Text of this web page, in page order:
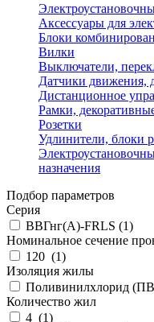
Аксессуары для
Блоки
Вилки
Выключатели,
Датчики движения,
Дистанционное
Рамки,
Розетки
Удлинители, блоки
назначения
Подбор параметров
Серия
ВВГнг(А)-FRLS (1)
Номинальное сечение
120 (1)
Изоляция жилы
Поливинилхлорид
Количество жил
4 (1)